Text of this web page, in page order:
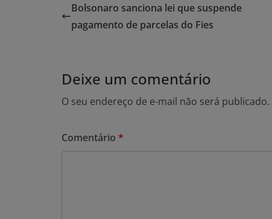
Bolsonaro sanciona lei que suspende
pagamento de parcelas do Fies
Deixe um comentário
O seu endereço de e-mail não será publicado.
Comentário *